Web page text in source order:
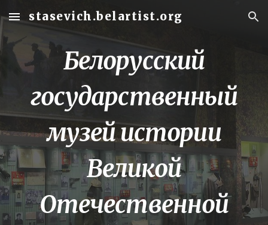
Skip to main content Skip to navigation
stasevich.belartist.org
Белорусский
государственный
музей истории
Великой
Отечественной